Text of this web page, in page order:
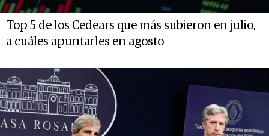
Top 5 de los Cedears que más subieron en julio,
a cuáles apuntarles en agosto